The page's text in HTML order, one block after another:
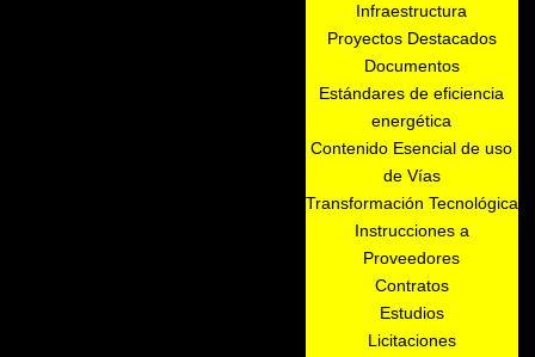
Infraestructura
Proyectos Destacados
Documentos
Estándares de eficiencia
energética
Contenido Esencial de uso
de Vías
Transformación Tecnológica
Instrucciones a
Proveedores
Contratos
Estudios
Licitaciones